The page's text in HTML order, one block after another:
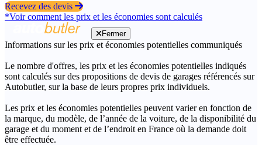
Recevez des devis
*Voir comment les prix et les économies sont calculés
Fermer
Informations sur les prix et économies potentielles communiqués
Le nombre d'offres, les prix et les économies potentielles indiqués
sont calculés sur des propositions de devis de garages référencés sur
Autobutler, sur la base de leurs propres prix individuels.
Les prix et les économies potentielles peuvent varier en fonction de
la marque, du modèle, de l’année de la voiture, de la disponibilité du
garage et du moment et de l’endroit en France où la demande doit
être effectuée.